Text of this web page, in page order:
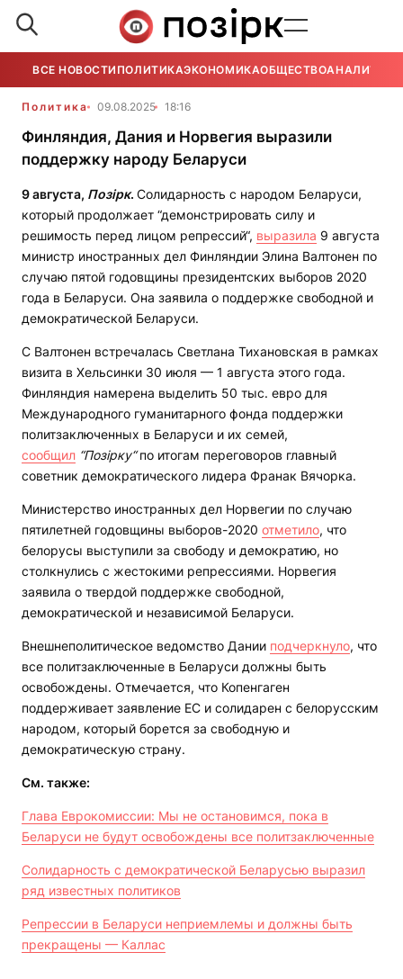
ВСЕ НОВОСТИ ПОЛИТИКАЭКОНОМИКАОБЩЕСТВОАНАЛИТИКА
Политика 09.08.2025 18:16
Финляндия, Дания и Норвегия выразили
поддержку народу Беларуси
9 августа, Позірк. Солидарность с народом Беларуси,
который продолжает “демонстрировать силу и
решимость перед лицом репрессий“, выразила 9 августа
министр иностранных дел Финляндии Элина Валтонен по
случаю пятой годовщины президентских выборов 2020
года в Беларуси. Она заявила о поддержке свободной и
демократической Беларуси.
С Валтонен встречалась Светлана Тихановская в рамках
визита в Хельсинки 30 июля — 1 августа этого года.
Финляндия намерена выделить 50 тыс. евро для
Международного гуманитарного фонда поддержки
политзаключенных в Беларуси и их семей,
сообщил “Позірку“по итогам переговоров главный
советник демократического лидера Франак Вячорка.
Министерство иностранных дел Норвегии по случаю
пятилетней годовщины выборов-2020 отметило, что
белорусы выступили за свободу и демократию, но
столкнулись с жестокими репрессиями. Норвегия
заявила о твердой поддержке свободной,
демократической и независимой Беларуси.
Внешнеполитическое ведомство Дании подчеркнуло, что
все политзаключенные в Беларуси должны быть
освобождены. Отмечается, что Копенгаген
поддерживает заявление ЕС и солидарен с белорусским
народом, который борется за свободную и
демократическую страну.
См. также:
Глава Еврокомиссии: Мы не остановимся, пока в
Беларуси не будут освобождены все политзаключенные
Солидарность с демократической Беларусью выразил
ряд известных политиков
Репрессии в Беларуси неприемлемы и должны быть
прекращены — Каллас